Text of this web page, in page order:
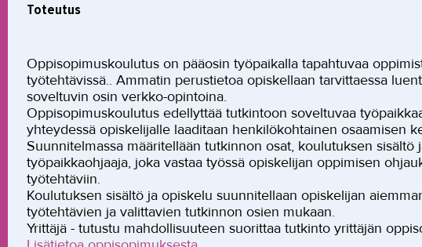
Toteutus
Oppisopimuskoulutus on pääosin työpaikalla tapahtuvaa
työtehtävissä.. Ammatin perustietoa opiskellaan tarvittaessa
soveltuvin osin verkko-opintoina.
Oppisopimuskoulutus edellyttää tutkintoon soveltuvaa
yhteydessä opiskelijalle laaditaan henkilökohtainen osaamisen
Suunnitelmassa määritellään tutkinnon osat, koulutuksen
työpaikkaohjaaja, joka vastaa työssä opiskelijan oppimisen
työtehtäviin.
Koulutuksen sisältö ja opiskelu suunnitellaan opiskelijan
työtehtävien ja valittavien tutkinnon osien mukaan.
Yrittäjä - tutustu mahdollisuuteen suorittaa tutkinto yrittäjän